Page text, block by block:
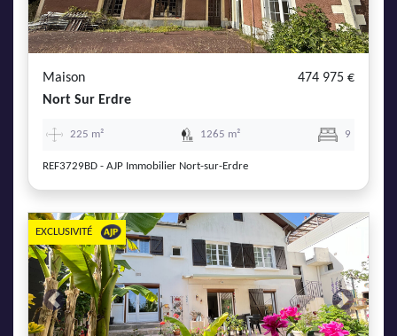
Maison
474 975 €
Nort Sur Erdre
225 m² 1265 m² 9
REF3729BD - AJP Immobilier Nort-sur-Erdre
Previous Next
EXCLUSIVITÉ